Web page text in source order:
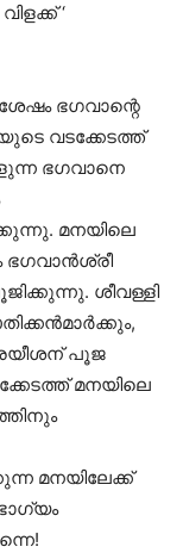
‘
ഭഗവാന്റെ
വടക്കേടത്ത്
ഭഗവാനെ
മനയിലെ
ശീവള്ളി
പൂജ
മനയിലെ
മനയിലേക്ക്